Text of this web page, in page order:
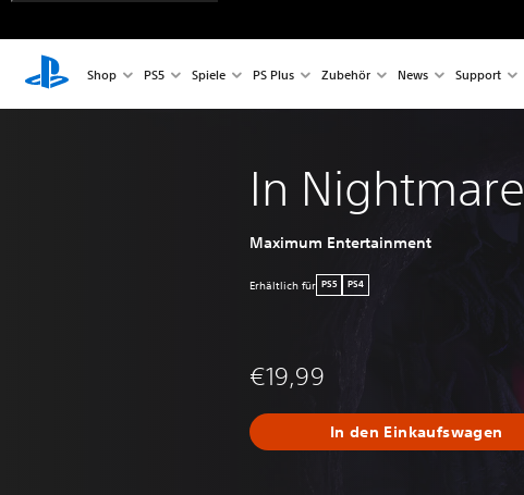
Shop PS5 Spiele PS Plus Zubehör News Support
In Nightmare
Maximum Entertainment
Erhältlich für PS5 PS4
€19,99
In den Einkaufswagen